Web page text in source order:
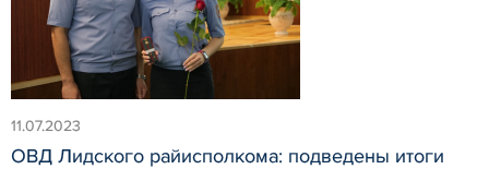
11.07.2023
ОВД Лидского райисполкома: подведены итоги